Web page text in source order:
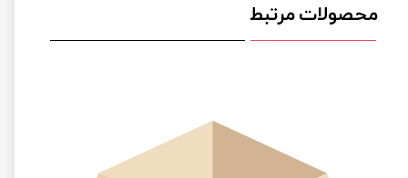
محصولات مرتبط